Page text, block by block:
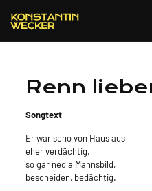
Renn
Songtext
Er war scho von Haus aus
eher verdächtig,
so gar ned a Mannsbild,
bescheiden, bedächtig.